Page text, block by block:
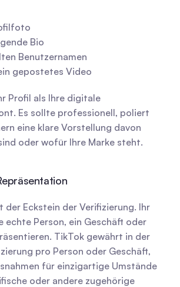
Bio
Benutzernamen
gepostetes Video
Profil als Ihre digitale
Es sollte professionell, poliert
eine klare Vorstellung davon
oder wofür Ihre Marke steht.
Eckstein der Verifizierung. Ihr
echte Person, ein Geschäft oder
TikTok gewährt in der
pro Person oder Geschäft,
für einzigartige Umstände
oder andere zugehörige